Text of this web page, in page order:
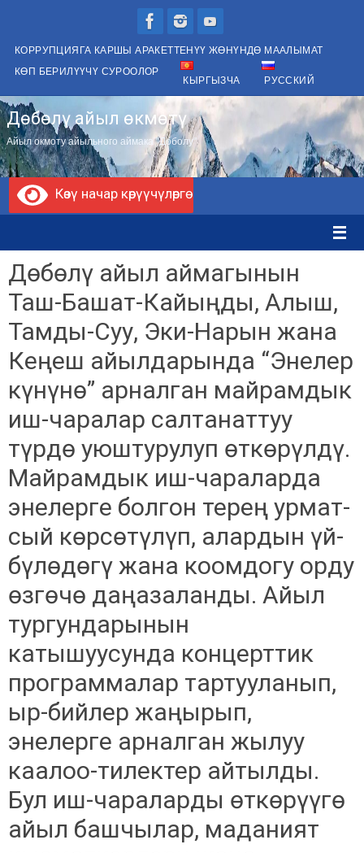
content
КОРРУПЦИЯГА КАРШЫ АРАКЕТТЕНҮҮ ЖӨНҮНДӨ МААЛЫМАТ
КӨП БЕРИЛҮҮЧҮ СУРООЛОР
КЫРГЫЗЧА РУССКИЙ
Дөбөлү айыл өкмөтү
Айыл окмоту айыльного аймака "Доболу"
Көзү начар көрүүчүлөргө
Дөбөлү айыл аймагынын
Таш-Башат-Кайыңды, Алыш,
Тамды-Суу, Эки-Нарын жана
Кеңеш айылдарында “Энелер
күнүнө” арналган майрамдык
иш-чаралар салтанаттуу
түрдө уюштурулуп өткөрүлдү.
Майрамдык иш-чараларда
энелерге болгон терең урмат-
сый көрсөтүлүп, алардын үй-
бүлөдөгү жана коомдогу орду
өзгөчө даңазаланды. Айыл
тургундарынын
катышуусунда концерттик
программалар тартууланып,
ыр-бийлер жаңырып,
энелерге арналган жылуу
каалоо-тилектер айтылды.
Бул иш-чараларды өткөрүүгө
айыл башчылар, маданият